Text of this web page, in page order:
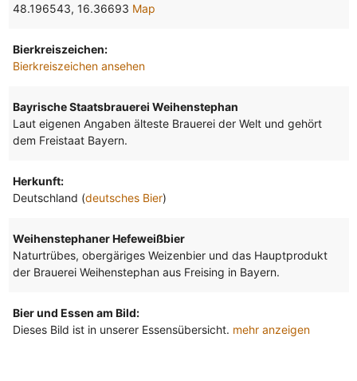
48.196543, 16.36693 Map
Bierkreiszeichen:
Bierkreiszeichen ansehen
Bayrische Staatsbrauerei Weihenstephan
Laut eigenen Angaben älteste Brauerei der Welt und gehört
dem Freistaat Bayern.
Herkunft:
Deutschland (deutsches Bier)
Weihenstephaner Hefeweißbier
Naturtrübes, obergäriges Weizenbier und das Hauptprodukt
der Brauerei Weihenstephan aus Freising in Bayern.
Bier und Essen am Bild:
Dieses Bild ist in unserer Essensübersicht. mehr anzeigen